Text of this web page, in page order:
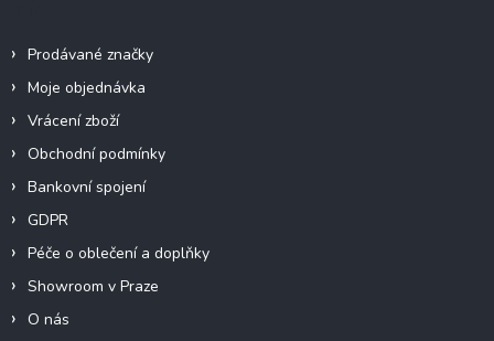
Prodávané značky
Moje objednávka
Vrácení zboží
Obchodní podmínky
Bankovní spojení
GDPR
Péče o oblečení a doplňky
Showroom v Praze
O nás